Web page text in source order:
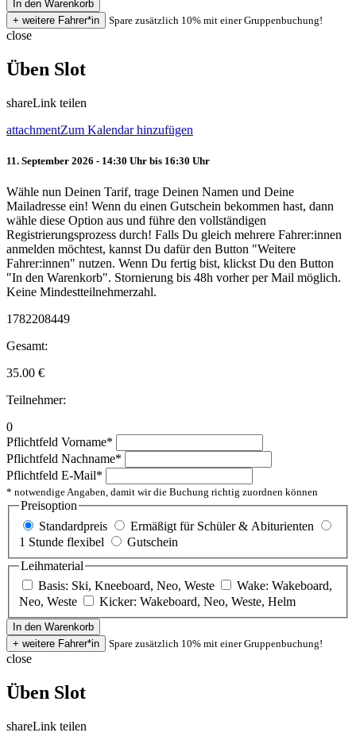
Spare zusätzlich 10% mit einer Gruppenbuchung!
close
Üben Slot
shareLink teilen
attachmentZum Kalendar hinzufügen
11. September 2026 - 14:30 Uhr bis 16:30 Uhr
Wähle nun Deinen Tarif, trage Deinen Namen und Deine
Mailadresse ein! Wenn du einen Gutschein bekommen hast, dann
wähle diese Option aus und führe den vollständigen
Registrierungsprozess durch! Falls Du gleich mehrere Fahrer:innen
anmelden möchtest, kannst Du dafür den Button "Weitere
Fahrer:innen" nutzen. Wenn Du fertig bist, klickst Du den Button
"In den Warenkorb". Stornierung bis 48h vorher per Mail möglich.
Keine Mindestteilnehmerzahl.
1782208449
Gesamt:
35.00 €
Teilnehmer:
0
Pflichtfeld Vorname*
Pflichtfeld Nachname*
Pflichtfeld E-Mail*
* notwendige Angaben, damit wir die Buchung richtig zuordnen können
Preisoption
Standardpreis
Ermäßigt für Schüler & Abiturienten
1 Stunde flexibel
Gutschein
Leihmaterial
Basis: Ski, Kneeboard, Neo, Weste
Wake: Wakeboard,
Neo, Weste
Kicker: Wakeboard, Neo, Weste, Helm
Spare zusätzlich 10% mit einer Gruppenbuchung!
close
Üben Slot
shareLink teilen